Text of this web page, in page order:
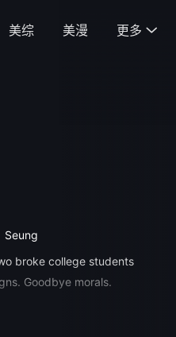
美综 美漫 更多 
Seung
broke college students
Goodbye morals.